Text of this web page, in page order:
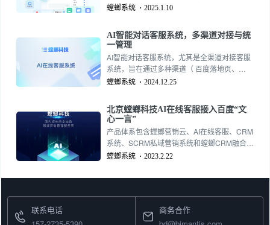
客户服务领域。螳螂AI在线客服凭借其智能
在提升客户服务质量、降低运营成本方面的重
要工具。通过精准的客户需求分析和实时响
应，螳螂AI在线客服的索取率已经能够与人工
客服相媲美，且为企业带来了更高的效益。
螳螂系统 2025.1.10
AI智能对话客服系统，多渠道对接与统
一管理
AI智能对话客服系统，尤其是全渠道对接客服
系统，旨在通过多种渠道（ 百度落地页、
APP、小红书私信、抖音私信、快手私信、微
系统需要集成多种功能，确保为客户提供高
效、个性化且一致的服务。以下是详细的功能
模块：
螳螂系统 2024.12.25
北京螳螂科技AI在线客服接入百度“文
心一言”
产品体系包含螳螂营销云、AI在线客服、CRM
系统、SCRM私域营销系统和螳螂CRM融合
版，真正从推广、销售到运营管理的全链路闭
螳螂系统 2023.2.22
联系电话
商务合作